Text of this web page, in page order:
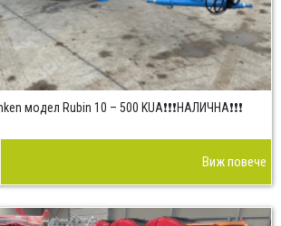
модел Rubin 10 – 500 KUA❗❗❗НАЛИЧНА❗❗❗
Виж повече